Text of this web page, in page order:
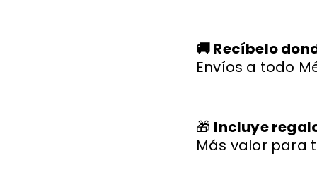
🚚 Recíbelo
Envíos a todo
🎁 Incluye
Más valor para